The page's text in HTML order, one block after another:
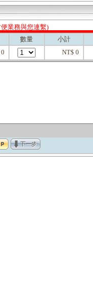
業務與您連繫)
數量
小計
NT$ 0